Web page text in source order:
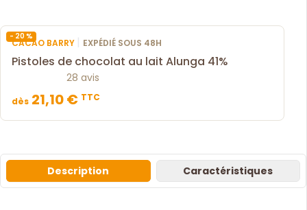
- 20 %
CACAO BARRY | EXPÉDIÉ SOUS 48H
Pistoles de chocolat au lait Alunga 41%
28 avis
dès 21,10 € TTC
Description Caractéristiques